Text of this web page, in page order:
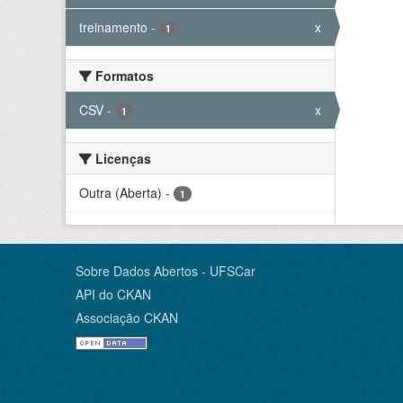
treinamento - 1 x
Formatos
CSV - 1 x
Licenças
Outra (Aberta) - 1
Sobre Dados Abertos - UFSCar
API do CKAN
Associação CKAN